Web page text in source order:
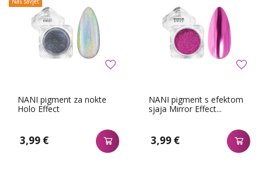
NANI pigment za nokte
Holo Effect
3,99 €
NANI pigment s efektom
sjaja Mirror Effect...
3,99 €